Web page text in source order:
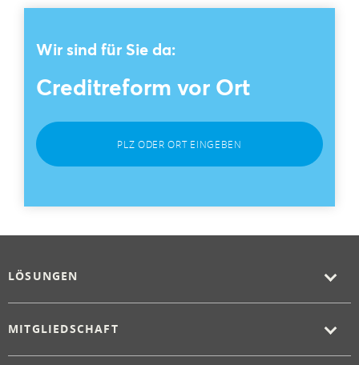
Wir sind für Sie da:
Creditreform vor Ort
PLZ ODER ORT EINGEBEN
LÖSUNGEN
MITGLIEDSCHAFT